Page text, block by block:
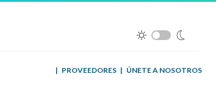
ÚNETE A NOSOTROS
|
PROVEEDORES
|